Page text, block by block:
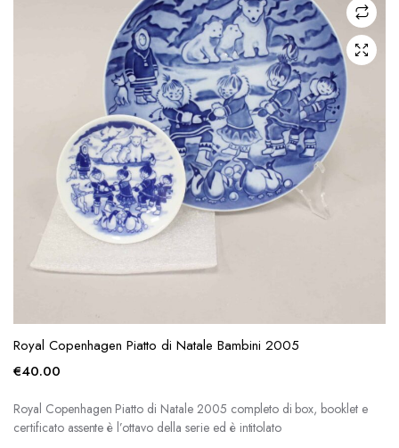
Royal Copenhagen Piatto di Natale Bambini 2005
€40.00
Royal Copenhagen Piatto di Natale 2005 completo di box, booklet e
certificato assente è l’ottavo della serie ed è intitolato